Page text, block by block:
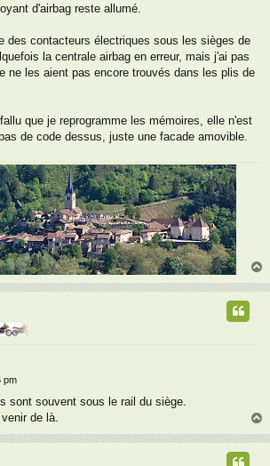
d'airbag reste allumé.
des contacteurs électriques sous les sièges de
la centrale airbag en erreur, mais j'ai pas
ne les aient pas encore trouvés dans les plis de
que je reprogramme les mémoires, elle n'est
de code dessus, juste une facade amovible.
pm
sont souvent sous le rail du siège.
de là.
a